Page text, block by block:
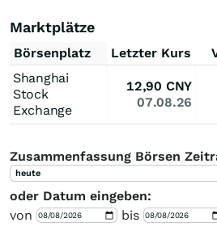
Marktplätze
Börsenplatz Letzter Kurs
Shanghai
Stock
Exchange
12,90 CNY
07.08.26
Zusammenfassung Börsen
heute
oder Datum eingeben:
von
bis